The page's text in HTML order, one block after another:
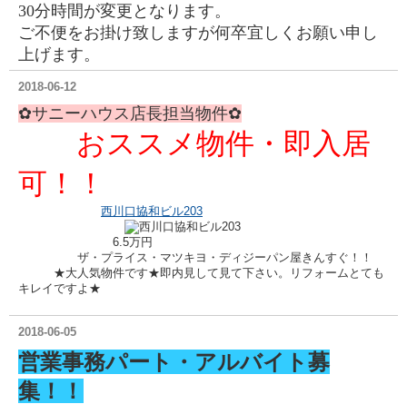
30分時間が変更となります。
ご不便をお掛け致しますが何卒宜しくお願い申し
上げます。
2018-06-12
✿サニーハウス店長担当物件✿
おススメ物件・即入居
可！！
西川口協和ビル203
6.5万円
ザ・プライス・マツキヨ・ディジーパン屋きんすぐ！！
★大人気物件です★即内見して見て下さい。リフォームとても
キレイですよ★
2018-06-05
営業事務パート・アルバイト募
集！！